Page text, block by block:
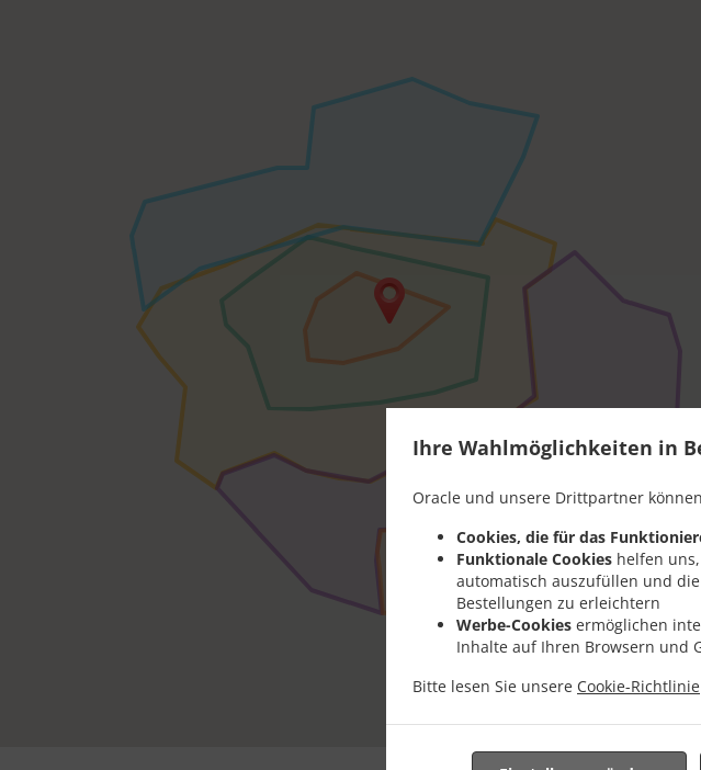
Ihre Wahlmöglichkeiten in
Oracle und unsere Drittpartner
Cookies, die für das
Funktionale Cookies helfen
automatisch auszufüllen und
Bestellungen zu erleichtern
Werbe-Cookies ermöglichen
Inhalte auf Ihren Browsern und
Bitte lesen Sie unsere Cookie-Richtlinie